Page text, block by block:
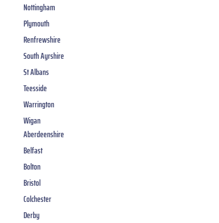
Nottingham
Plymouth
Renfrewshire
South Ayrshire
St Albans
Teesside
Warrington
Wigan
Aberdeenshire
Belfast
Bolton
Bristol
Colchester
Derby